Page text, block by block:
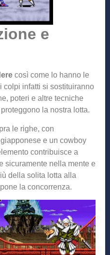
e
così come lo hanno le
colpi infatti si sostituiranno
poteri e altre tecniche
la nostra lotta.
le righe, con
e un cowboy
contribuisce a
sicuramente nella mente e
della solita lotta alla
la concorrenza.